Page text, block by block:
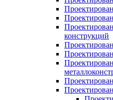
конструкций